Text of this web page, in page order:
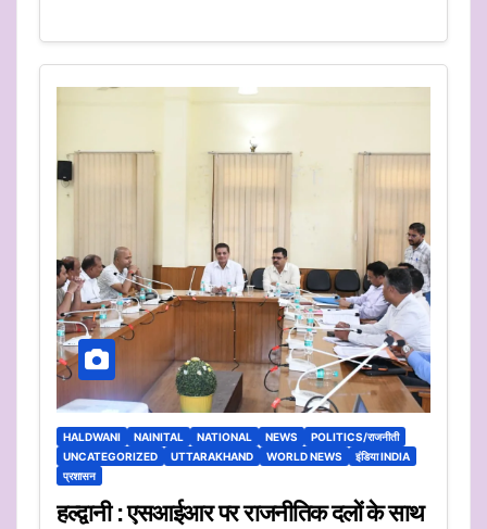
HALDWANI NAINITAL NATIONAL NEWS
POLITICS/राजनीती
UNCATEGORIZED
UTTARAKHAND WORLD NEWS
इंडिया INDIA
प्रशासन
हल्द्वानी : एसआईआर पर राजनीतिक दलों के साथ